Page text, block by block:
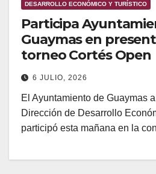
DESARROLLO ECONÓMICO Y TURÍSTICO
Participa
Guaymas en
torneo Cortés Open
6 JULIO, 2026
El Ayuntamiento de Guaymas
Dirección de Desarrollo
participó esta mañana en la